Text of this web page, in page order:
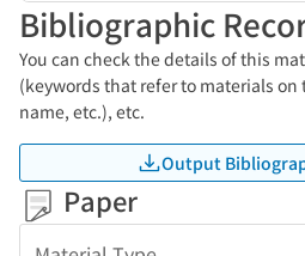
Bibliographic
You can check the details of this
(keywords that refer to materials
name, etc.), etc.
Output
Paper